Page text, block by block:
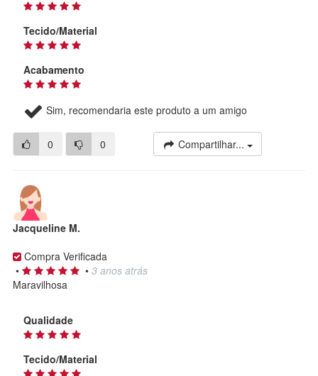
Tecido/Material
Acabamento
Sim, recomendaria este produto a um amigo
0 0 Compartilhar...
Jacqueline M.
Compra Verificada
•
• 3 anos atrás
Maravilhosa
Qualidade
Tecido/Material